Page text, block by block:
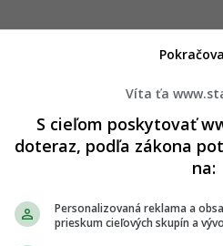
v reštauráciách vo
a chuti učiť sa.„Kúpil
ubytovanie, a veril
Víta ťa
S cieľom poskytovať
doteraz, podľa zákona
na:
Personalizovaná reklama a
prieskum cieľových skupín a